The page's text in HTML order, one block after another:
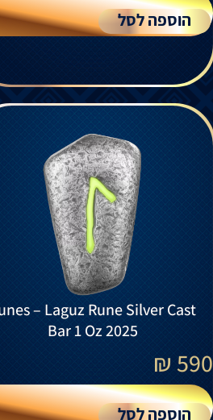
הוספה לסל
– Laguz Rune Silver Cast
Bar 1 Oz 2025
590
₪
הוספה לסל